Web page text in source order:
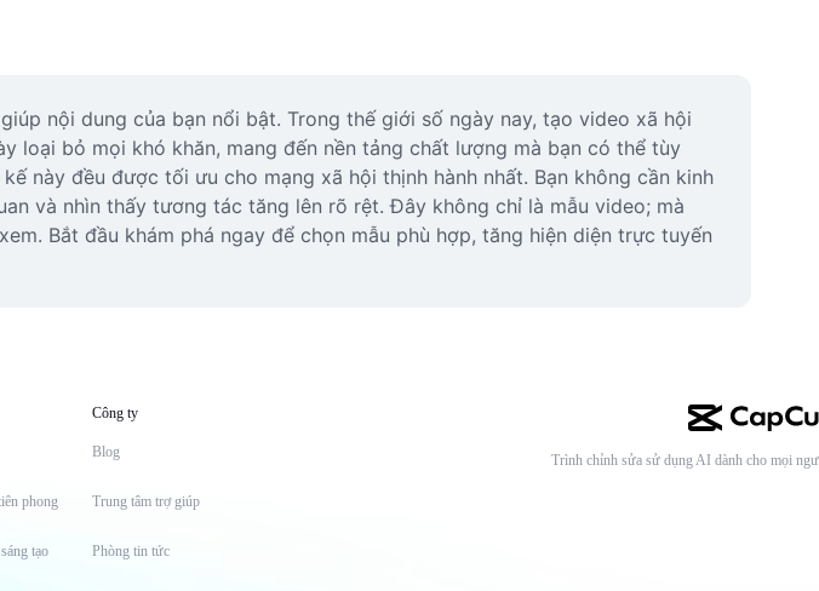
nội dung của bạn nổi bật. Trong thế giới số ngày nay, tạo video xã hội
loại bỏ mọi khó khăn, mang đến nền tảng chất lượng mà bạn có thể tùy
này đều được tối ưu cho mạng xã hội thịnh hành nhất. Bạn không cần kinh
và nhìn thấy tương tác tăng lên rõ rệt. Đây không chỉ là mẫu video; mà
Bắt đầu khám phá ngay để chọn mẫu phù hợp, tăng hiện diện trực tuyến
phong
tạo
Công ty
Blog
Trung tâm trợ giúp
Phòng tin tức
Trình chỉnh sửa sử dụng AI dành cho mọi